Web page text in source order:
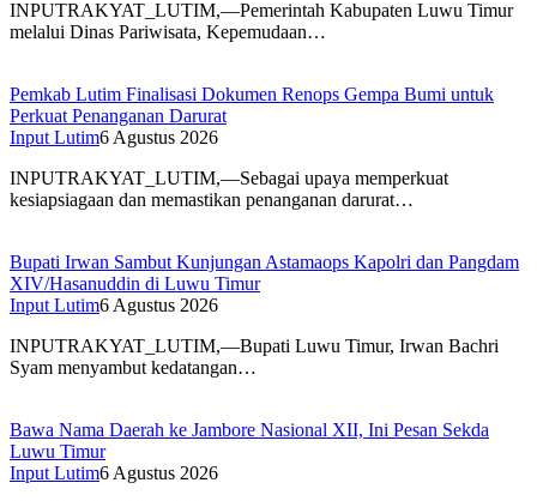
INPUTRAKYAT_LUTIM,—Pemerintah Kabupaten Luwu Timur
melalui Dinas Pariwisata, Kepemudaan…
Pemkab Lutim Finalisasi Dokumen Renops Gempa Bumi untuk
Perkuat Penanganan Darurat
Input Lutim6 Agustus 2026
INPUTRAKYAT_LUTIM,—Sebagai upaya memperkuat
kesiapsiagaan dan memastikan penanganan darurat…
Bupati Irwan Sambut Kunjungan Astamaops Kapolri dan Pangdam
XIV/Hasanuddin di Luwu Timur
Input Lutim6 Agustus 2026
INPUTRAKYAT_LUTIM,—Bupati Luwu Timur, Irwan Bachri
Syam menyambut kedatangan…
Bawa Nama Daerah ke Jambore Nasional XII, Ini Pesan Sekda
Luwu Timur
Input Lutim6 Agustus 2026